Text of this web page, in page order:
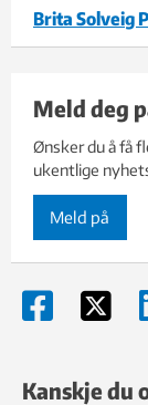
Brita Solveig
Meld deg
Ønsker du å få
ukentlige
Meld på
Kanskje du